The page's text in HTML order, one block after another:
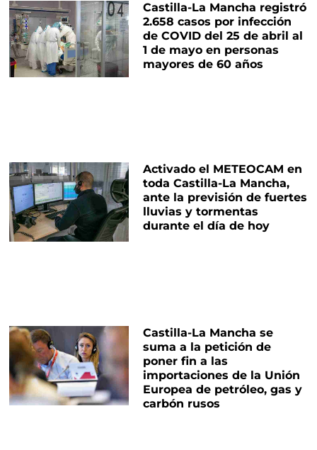
Castilla-La Mancha registró
2.658 casos por infección
de COVID del 25 de abril al
1 de mayo en personas
mayores de 60 años
Activado el METEOCAM en
toda Castilla-La Mancha,
ante la previsión de fuertes
lluvias y tormentas
durante el día de hoy
Castilla-La Mancha se
suma a la petición de
poner fin a las
importaciones de la Unión
Europea de petróleo, gas y
carbón rusos